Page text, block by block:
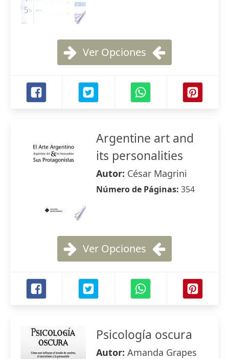
Ver Opciones
Argentine art and
its personalities
Autor: César Magrini
Número de Páginas: 354
Ver Opciones
Psicología oscura
Autor: Amanda Grapes